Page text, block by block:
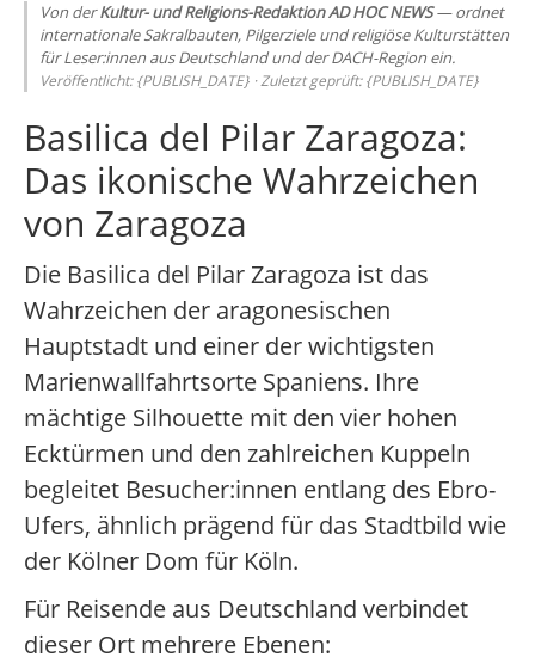
Von derKultur- und Religions-Redaktion AD HOC NEWS— ordnet
internationale Sakralbauten, Pilgerziele und religiöse Kulturstätten
für Leser:innen aus Deutschland und der DACH-Region ein.
Veröffentlicht: {PUBLISH_DATE} · Zuletzt geprüft: {PUBLISH_DATE}
Basilica del Pilar Zaragoza:
Das ikonische Wahrzeichen
von Zaragoza
Die Basilica del Pilar Zaragoza ist das
Wahrzeichen der aragonesischen
Hauptstadt und einer der wichtigsten
Marienwallfahrtsorte Spaniens. Ihre
mächtige Silhouette mit den vier hohen
Ecktürmen und den zahlreichen Kuppeln
begleitet Besucher:innen entlang des Ebro-
Ufers, ähnlich prägend für das Stadtbild wie
der Kölner Dom für Köln.
Für Reisende aus Deutschland verbindet
dieser Ort mehrere Ebenen: